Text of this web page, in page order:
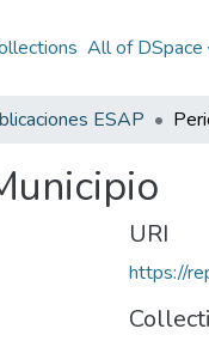
All of DSpace
ESAP
URI
https://